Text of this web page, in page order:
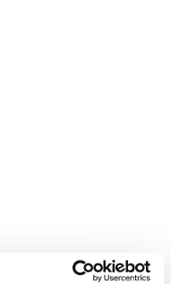
Privacybeleid